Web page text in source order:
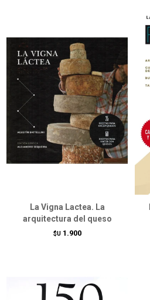
La Vigna Lactea. La
arquitectura del queso
$U 1.900